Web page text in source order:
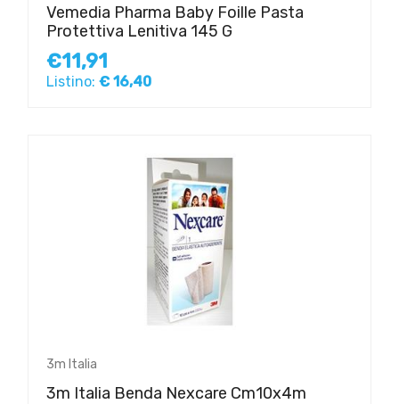
Vemedia Pharma Baby Foille Pasta
Protettiva Lenitiva 145 G
€11,91
Listino: € 16,40
3m Italia
3m Italia Benda Nexcare Cm10x4m